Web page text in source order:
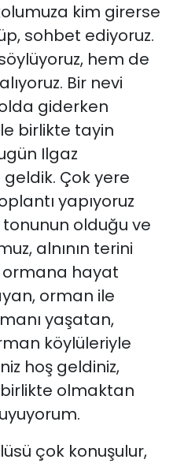
kim girerse
sohbet ediyoruz.
hem de
Bir nevi
giderken
birlikte tayin
Ilgaz
geldik. Çok yere
yapıyoruz
olduğu ve
alnının terini
hayat
orman ile
yaşatan,
köylüleriyle
hoş geldiniz,
birlikte olmaktan
çok konuşulur,